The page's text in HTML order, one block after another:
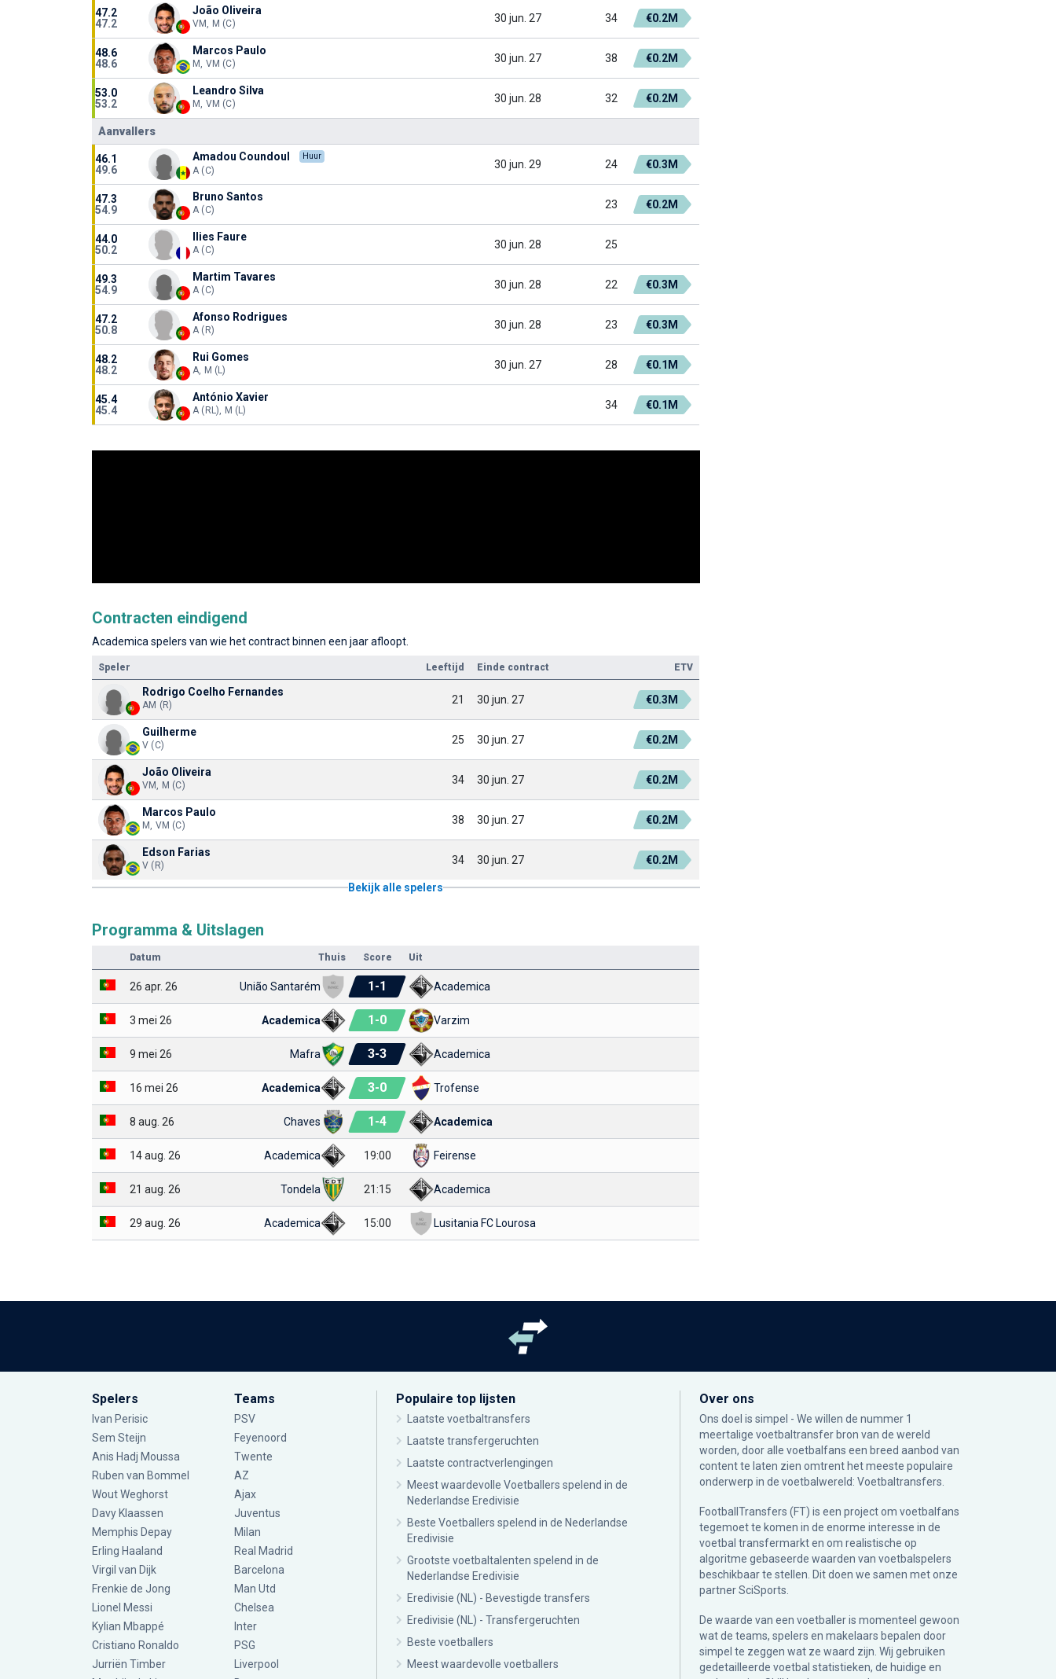
47.2
47.2
João Oliveira
VM, M (C) 30 jun. 27 34 €0.2M
48.6
48.6
Marcos Paulo
M, VM (C) 30 jun. 27 38 €0.2M
53.0
53.2
Leandro Silva
M, VM (C) 30 jun. 28 32 €0.2M
Aanvallers
46.1
49.6
Amadou Coundoul Huur
A (C) 30 jun. 29 24 €0.3M
47.3
54.9
Bruno Santos
A (C) 23 €0.2M
44.0
50.2
Ilies Faure
A (C) 30 jun. 28 25
49.3
54.9
Martim Tavares
A (C) 30 jun. 28 22 €0.3M
47.2
50.8
Afonso Rodrigues
A (R) 30 jun. 28 23 €0.3M
48.2
48.2
Rui Gomes
A, M (L) 30 jun. 27 28 €0.1M
45.4
45.4
António Xavier
A (RL), M (L) 34 €0.1M
Contracten eindigend
Academica spelers van wie het contract binnen een jaar afloopt.
Speler Leeftijd Einde contract ETV
Rodrigo Coelho Fernandes
AM (R) 21 30 jun. 27 €0.3M
Guilherme
V (C) 25 30 jun. 27 €0.2M
João Oliveira
VM, M (C) 34 30 jun. 27 €0.2M
Marcos Paulo
M, VM (C) 38 30 jun. 27 €0.2M
Edson Farias
V (R) 34 30 jun. 27 €0.2M
Bekijk alle spelers
Programma & Uitslagen
Datum Thuis Score Uit
26 apr. 26 União Santarém 1-1 Academica
3 mei 26 Academica 1-0 Varzim
9 mei 26 Mafra 3-3 Academica
16 mei 26 Academica 3-0 Trofense
8 aug. 26 Chaves 1-4 Academica
14 aug. 26 Academica 19:00 Feirense
21 aug. 26 Tondela 21:15 Academica
29 aug. 26 Academica 15:00 Lusitania FC Lourosa
Spelers
Ivan Perisic
Sem Steijn
Anis Hadj Moussa
Ruben van Bommel
Wout Weghorst
Davy Klaassen
Memphis Depay
Erling Haaland
Virgil van Dijk
Frenkie de Jong
Lionel Messi
Kylian Mbappé
Cristiano Ronaldo
Jurriën Timber
Teams
PSV
Feyenoord
Twente
AZ
Ajax
Juventus
Milan
Real Madrid
Barcelona
Man Utd
Chelsea
Inter
PSG
Liverpool
Populaire top lijsten
Laatste voetbaltransfers
Laatste transfergeruchten
Laatste contractverlengingen
Meest waardevolle Voetballers spelend in de
Nederlandse Eredivisie
Beste Voetballers spelend in de Nederlandse
Eredivisie
Grootste voetbaltalenten spelend in de
Nederlandse Eredivisie
Eredivisie (NL) - Bevestigde transfers
Eredivisie (NL) - Transfergeruchten
Beste voetballers
Meest waardevolle voetballers
Over ons
Ons doel is simpel - We willen de nummer 1
meertalige voetbaltransfer bron van de wereld
worden, door alle voetbalfans een breed aanbod van
content te laten zien omtrent het meeste populaire
onderwerp in de voetbalwereld: Voetbaltransfers.
FootballTransfers (FT) is een project om voetbalfans
tegemoet te komen in de enorme interesse in de
voetbal transfermarkt en om realistische op
algoritme gebaseerde waarden van voetbalspelers
beschikbaar te stellen. Dit doen we samen met onze
partnerSciSports
De waarde van een voetballer is momenteel gewoon
wat de teams, spelers en makelaars bepalen door
simpel te zeggen wat ze waard zijn. Wij gebruiken
gedetailleerde voetbal statistieken, de huidige en